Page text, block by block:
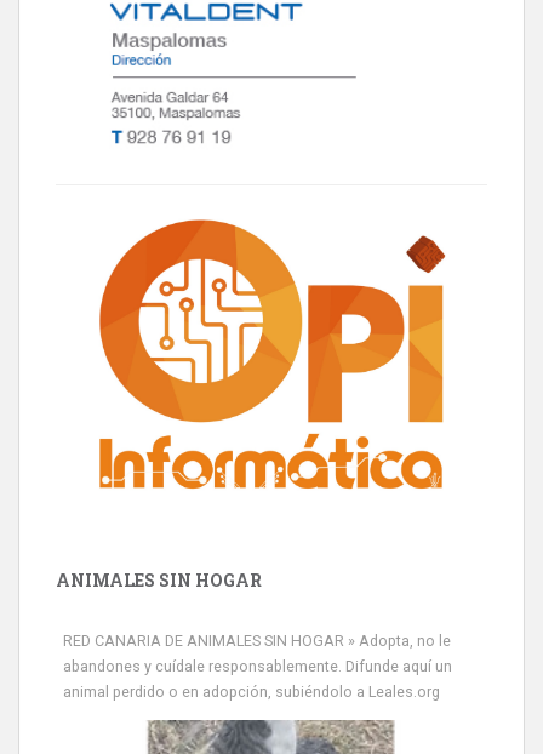
ANIMALES SIN HOGAR
RED CANARIA DE ANIMALES SIN HOGAR » Adopta, no le
abandones y cuídale responsablemente. Difunde aquí un
animal perdido o en adopción, subiéndolo a Leales.org